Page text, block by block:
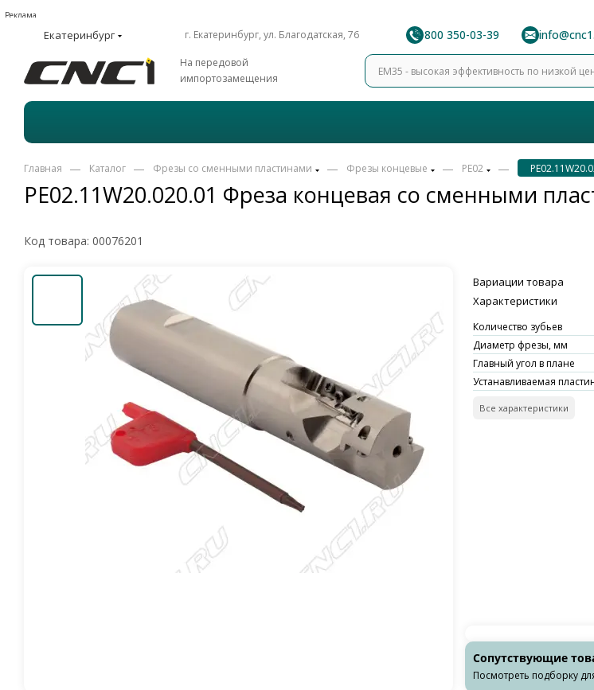
Реклама
Екатеринбург г. Екатеринбург, ул. Благодатская, 76 8 800 350-03-39
На передовой
импортозамещения
PE02.11W20.020.01 Фреза концевая со сменными
Главная — Каталог — Фрезы со сменными пластинами — Фрезы концевые — PE02 —
Код товара: 00076201
Вариации товара
Характеристики
Количество зубьев
Диаметр фрезы, мм
Главный угол в плане
Устанавливаемая
Все характеристики
Сопутствующие
Посмотреть подборку